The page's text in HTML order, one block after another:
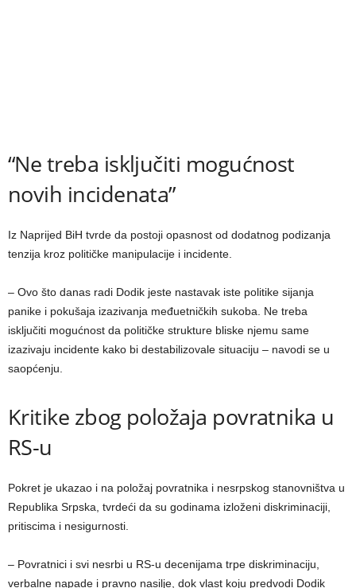
“Ne treba isključiti mogućnost
novih incidenata”
Iz Naprijed BiH tvrde da postoji opasnost od dodatnog podizanja
tenzija kroz političke manipulacije i incidente.
– Ovo što danas radi Dodik jeste nastavak iste politike sijanja
panike i pokušaja izazivanja međuetničkih sukoba. Ne treba
isključiti mogućnost da političke strukture bliske njemu same
izazivaju incidente kako bi destabilizovale situaciju – navodi se u
saopćenju.
Kritike zbog položaja povratnika u
RS-u
Pokret je ukazao i na položaj povratnika i nesrpskog stanovništva u
Republika Srpska, tvrdeći da su godinama izloženi diskriminaciji,
pritiscima i nesigurnosti.
– Povratnici i svi nesrbi u RS-u decenijama trpe diskriminaciju,
verbalne napade i pravno nasilje, dok vlast koju predvodi Dodik